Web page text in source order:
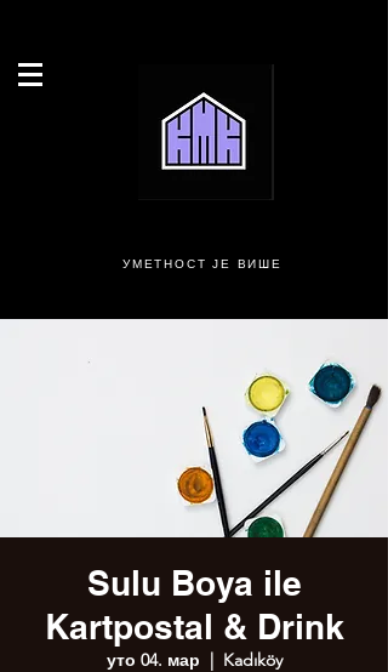
УМЕТНОСТ ЈЕ ВИШЕ
Sulu Boya ile
Kartpostal & Drink
уто 04. мар
  |
Kadıköy